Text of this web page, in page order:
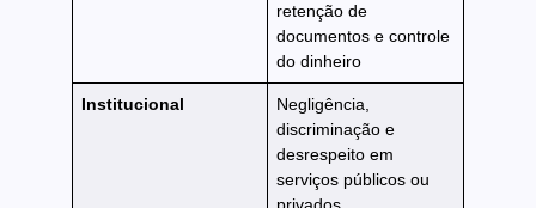
retenção de
documentos e controle
do dinheiro
Institucional
Negligência,
discriminação e
desrespeito em
serviços públicos ou